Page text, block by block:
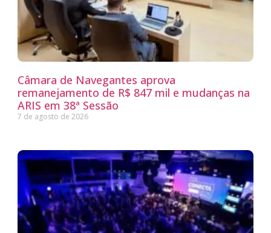
Câmara de Navegantes aprova
remanejamento de R$ 847 mil e mudanças na
ARIS em 38ª Sessão
7 de agosto de 2026